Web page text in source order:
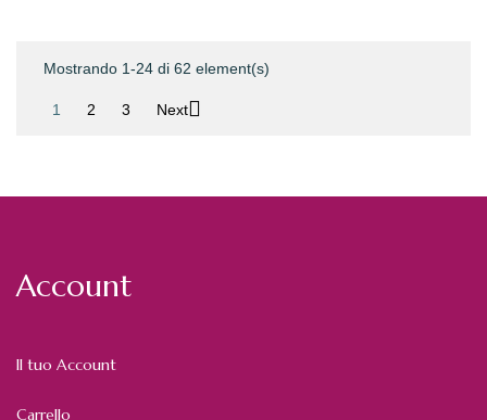
Mostrando 1-24 di 62 element(s)
1 2 3 Next
Account
Il tuo Account
Carrello